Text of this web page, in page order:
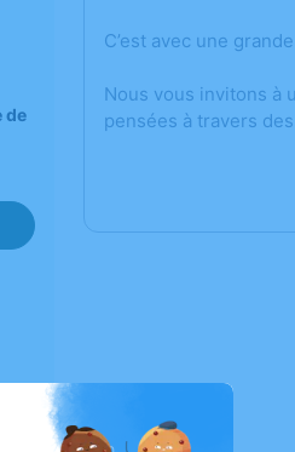
de
C’est avec une
Nous vous invitons à
pensées à travers